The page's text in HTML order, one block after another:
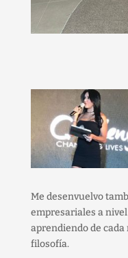
Me desenvuelvo
empresariales a
aprendiendo de
filosofía.